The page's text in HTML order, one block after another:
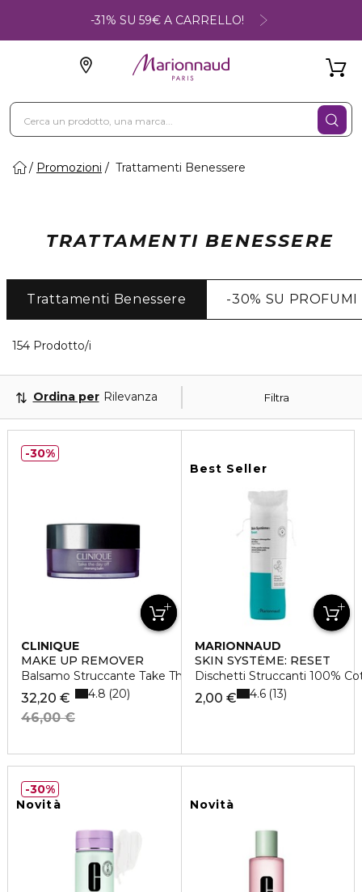
-31% SU 59€ A CARRELLO!
Promozioni Trattamenti Benessere
TRATTAMENTI BENESSERE
Trattamenti Benessere -30% SU PROFUMI
154 Prodotto/i
Filtra
Ordina per Rilevanza
CLINIQUE
MAKE UP REMOVER
Balsamo Struccante Take The Day Off
32,20 €
46,00 €
4.8 20
30%
Best Seller
MARIONNAUD
SKIN SYSTÈME: RESET
Dischetti Struccanti 100%
2,00 € 4.6 13
Novità
30%
Novità